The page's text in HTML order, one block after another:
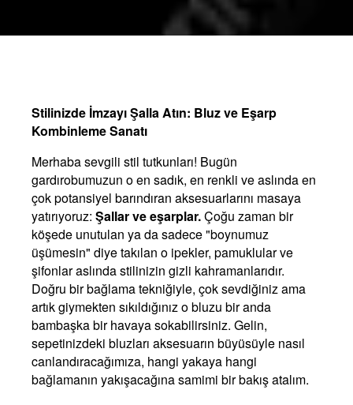
Stilinizde İmzayı Şalla Atın: Bluz ve Eşarp
Kombinleme Sanatı
Merhaba sevgili stil tutkunları! Bugün
gardırobumuzun o en sadık, en renkli ve aslında en
çok potansiyel barındıran aksesuarlarını masaya
yatırıyoruz: Şallar ve eşarplar.Çoğu zaman bir
köşede unutulan ya da sadece "boynumuz
üşümesin" diye takılan o ipekler, pamuklular ve
şifonlar aslında stilinizin gizli kahramanlarıdır.
Doğru bir bağlama tekniğiyle, çok sevdiğiniz ama
artık giymekten sıkıldığınız o bluzu bir anda
bambaşka bir havaya sokabilirsiniz. Gelin,
sepetinizdeki bluzları aksesuarın büyüsüyle nasıl
canlandıracağımıza, hangi yakaya hangi
bağlamanın yakışacağına samimi bir bakış atalım.